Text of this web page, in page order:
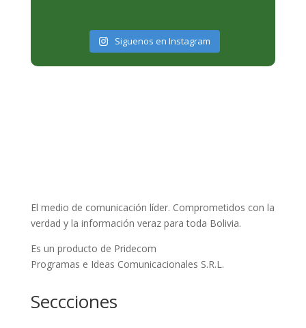
Siguenos en Instagram
El medio de comunicación líder. Comprometidos con la
verdad y la información veraz para toda Bolivia.
Es un producto de Pridecom
Programas e Ideas Comunicacionales S.R.L.
Seccciones